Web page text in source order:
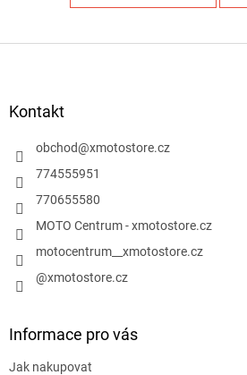
Kontakt
obchod@xmotostore.cz
774555951
770655580
MOTO Centrum - xmotostore.cz
motocentrum__xmotostore.cz
@xmotostore.cz
Informace pro vás
Jak nakupovat